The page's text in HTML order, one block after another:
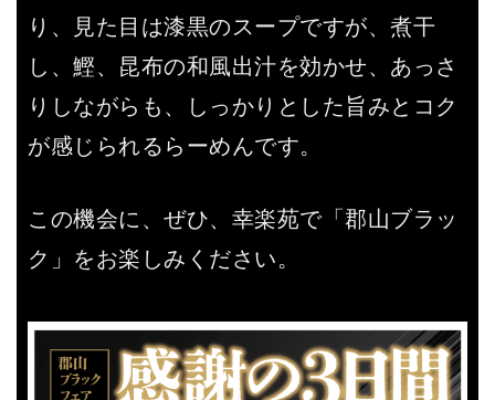
り、見た目は漆黒のスープですが、煮干
し、鰹、昆布の和風出汁を効かせ、あっさ
りしながらも、しっかりとした旨みとコク
が感じられるらーめんです。
この機会に、ぜひ、幸楽苑で「郡山ブラッ
ク」をお楽しみください。